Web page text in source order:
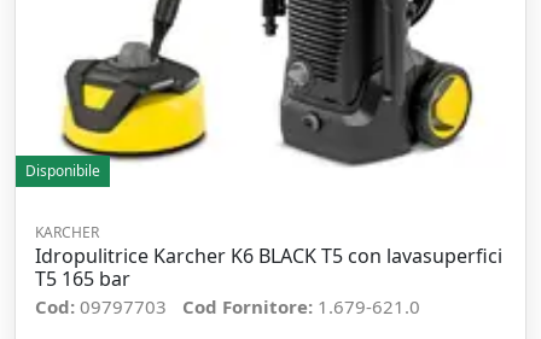
Disponibile
KARCHER
Idropulitrice Karcher K6 BLACK T5 con lavasuperfici
T5 165 bar
Cod: 09797703 Cod Fornitore: 1.679-621.0